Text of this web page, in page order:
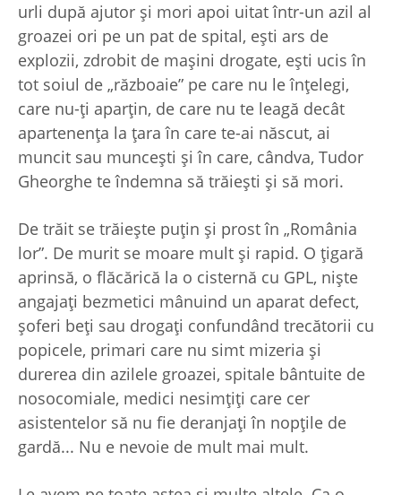
urli după ajutor şi mori apoi uitat într-un azil al
groazei ori pe un pat de spital, eşti ars de
explozii, zdrobit de maşini drogate, eşti ucis în
tot soiul de „războaie” pe care nu le înţelegi,
care nu-ţi aparţin, de care nu te leagă decât
apartenenţa la ţara în care te-ai născut, ai
muncit sau munceşti şi în care, cândva, Tudor
Gheorghe te îndemna să trăieşti şi să mori.
De trăit se trăieşte puţin şi prost în „România
lor”. De murit se moare mult şi rapid. O ţigară
aprinsă, o flăcărică la o cisternă cu GPL, nişte
angajaţi bezmetici mânuind un aparat defect,
şoferi beţi sau drogaţi confundând trecătorii cu
popicele, primari care nu simt mizeria şi
durerea din azilele groazei, spitale bântuite de
nosocomiale, medici nesimţiţi care cer
asistentelor să nu fie deranjaţi în nopţile de
gardă... Nu e nevoie de mult mai mult.